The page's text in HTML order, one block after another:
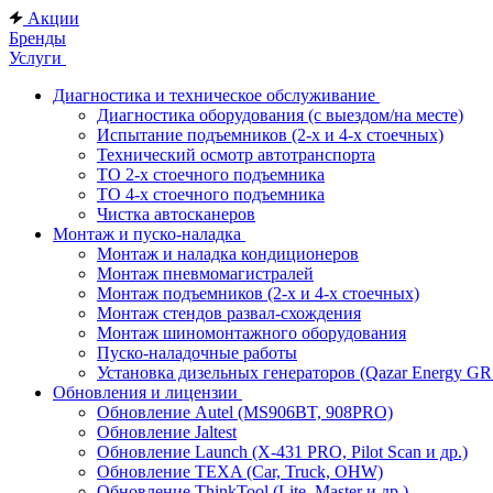
Акции
Бренды
Услуги
Диагностика и техническое обслуживание
Диагностика оборудования (с выездом/на месте)
Испытание подъемников (2-х и 4-х стоечных)
Технический осмотр автотранспорта
ТО 2-х стоечного подъемника
ТО 4-х стоечного подъемника
Чистка автосканеров
Монтаж и пуско-наладка
Монтаж и наладка кондиционеров
Монтаж пневмомагистралей
Монтаж подъемников (2-х и 4-х стоечных)
Монтаж стендов развал-схождения
Монтаж шиномонтажного оборудования
Пуско-наладочные работы
Установка дизельных генераторов (Qazar Energy
Обновления и лицензии
Обновление Autel (MS906BT, 908PRO)
Обновление Jaltest
Обновление Launch (X-431 PRO, Pilot Scan и др.)
Обновление TEXA (Car, Truck, OHW)